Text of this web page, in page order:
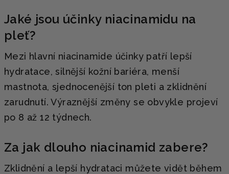
Jaké jsou účinky niacinamidu na
pleť?
Mezi hlavní niacinamide účinky patří lepší
hydratace, silnější kožní bariéra, menší
mastnota, sjednocenější ton pleti a zklidnění
zarudnutí. Výraznější změny se obvykle projeví
po 8 až 12 týdnech.
Za jak dlouho niacinamid zabere?
Zklidnění a lepší hydrataci můžete vidět během